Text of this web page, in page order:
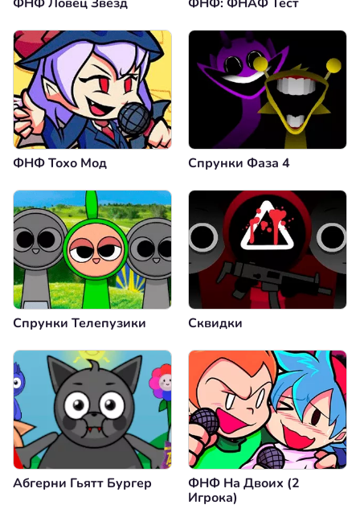
ФНФ Тохо Мод Спрунки Фаза 4
Спрунки Телепузики Сквидки
Абгерни Гьятт Бургер
ФНФ На Двоих (2
Игрока)